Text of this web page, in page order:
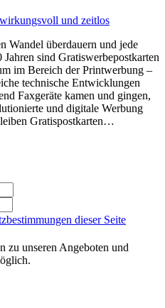
Wandel überdauern und jede
sind Gratiswerbepostkarten
im Bereich der Printwerbung –
technische Entwicklungen
Faxgeräte kamen und gingen,
und digitale Werbung
Gratispostkarten…
dieser Seite
zu unseren Angeboten und